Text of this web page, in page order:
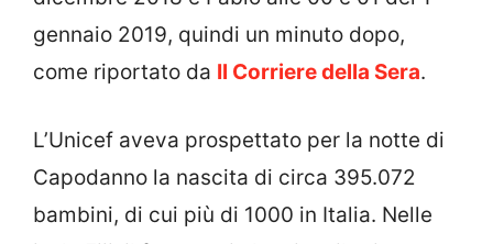
gennaio 2019, quindi un minuto dopo,
come riportato da Il Corriere della Sera.
L’Unicef aveva prospettato per la notte di
Capodanno la nascita di circa 395.072
bambini, di cui più di 1000 in Italia. Nelle